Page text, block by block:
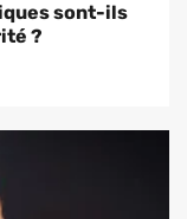
sont-ils
?